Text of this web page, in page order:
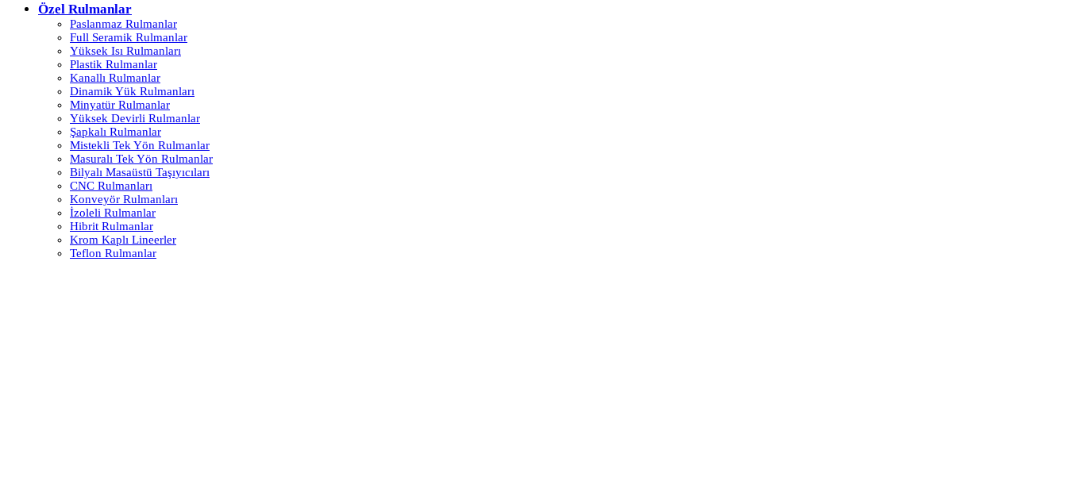
Özel Rulmanlar
Paslanmaz Rulmanlar
Full Seramik Rulmanlar
Yüksek Isı Rulmanları
Plastik Rulmanlar
Kanallı Rulmanlar
Dinamik Yük Rulmanları
Minyatür Rulmanlar
Yüksek Devirli Rulmanlar
Şapkalı Rulmanlar
Mistekli Tek Yön Rulmanlar
Masuralı Tek Yön Rulmanlar
Bilyalı Masaüstü Taşıyıcıları
CNC Rulmanları
Konveyör Rulmanları
İzoleli Rulmanlar
Hibrit Rulmanlar
Krom Kaplı Lineerler
Teflon Rulmanlar